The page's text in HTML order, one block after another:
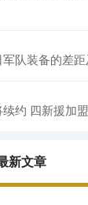
队装备的差
约 四新援加盟
新文章